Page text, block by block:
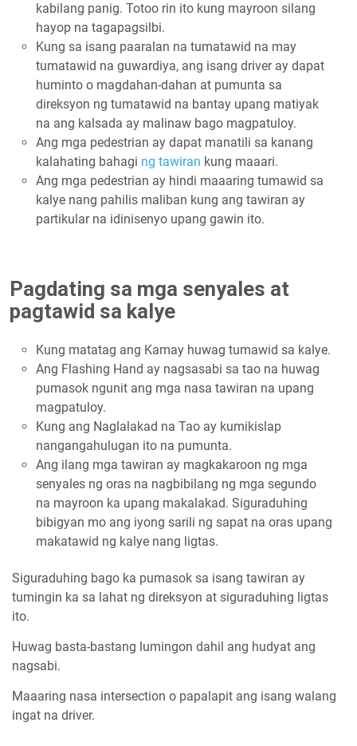
kabilang panig. Totoo rin ito kung mayroon silang
hayop na tagapagsilbi.
Kung sa isang paaralan na tumatawid na may
tumatawid na guwardiya, ang isang driver ay dapat
huminto o magdahan-dahan at pumunta sa
direksyon ng tumatawid na bantay upang matiyak
na ang kalsada ay malinaw bago magpatuloy.
Ang mga pedestrian ay dapat manatili sa kanang
kalahating bahagi ng tawiran kung maaari.
Ang mga pedestrian ay hindi maaaring tumawid sa
kalye nang pahilis maliban kung ang tawiran ay
partikular na idinisenyo upang gawin ito.
Pagdating sa mga senyales at
pagtawid sa kalye
Kung matatag ang Kamay huwag tumawid sa kalye.
Ang Flashing Hand ay nagsasabi sa tao na huwag
pumasok ngunit ang mga nasa tawiran na upang
magpatuloy.
Kung ang Naglalakad na Tao ay kumikislap
nangangahulugan ito na pumunta.
Ang ilang mga tawiran ay magkakaroon ng mga
senyales ng oras na nagbibilang ng mga segundo
na mayroon ka upang makalakad. Siguraduhing
bibigyan mo ang iyong sarili ng sapat na oras upang
makatawid ng kalye nang ligtas.
Siguraduhing bago ka pumasok sa isang tawiran ay
tumingin ka sa lahat ng direksyon at siguraduhing ligtas
ito.
Huwag basta-bastang lumingon dahil ang hudyat ang
nagsabi.
Maaaring nasa intersection o papalapit ang isang walang
ingat na driver.